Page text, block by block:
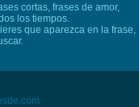
cortas, frases de amor,
los tiempos.
que aparezca en la frase,